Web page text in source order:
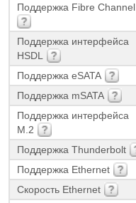
Поддержка Fibre Channel
Поддержка интерфейса
HSDL
Поддержка eSATA
Поддержка mSATA
Поддержка интерфейса
M.2
Поддержка Thunderbolt
Поддержка Ethernet
Скорость Ethernet